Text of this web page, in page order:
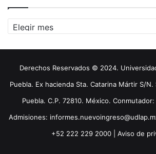
Archivos
Derechos Reservados © 2024.
Puebla. Ex hacienda Sta. Catarina Mártir S/
Puebla. C.P. 72810. México. Conmutador:
Admisiones:
+52 222 229 2000 | Aviso de